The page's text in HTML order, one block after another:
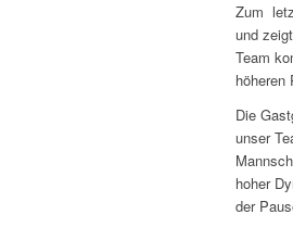
Zum
und
Team
höheren
Die
unser
hoher
der